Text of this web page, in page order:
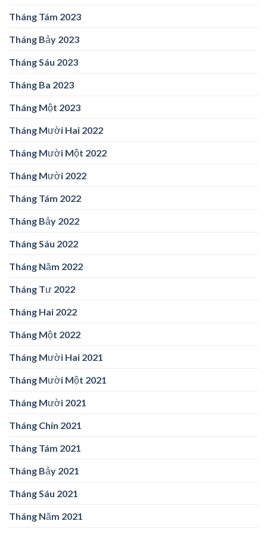
Tháng Tám 2023
Tháng Bảy 2023
Tháng Sáu 2023
Tháng Ba 2023
Tháng Một 2023
Tháng Mười Hai 2022
Tháng Mười Một 2022
Tháng Mười 2022
Tháng Tám 2022
Tháng Bảy 2022
Tháng Sáu 2022
Tháng Năm 2022
Tháng Tư 2022
Tháng Hai 2022
Tháng Một 2022
Tháng Mười Hai 2021
Tháng Mười Một 2021
Tháng Mười 2021
Tháng Chín 2021
Tháng Tám 2021
Tháng Bảy 2021
Tháng Sáu 2021
Tháng Năm 2021